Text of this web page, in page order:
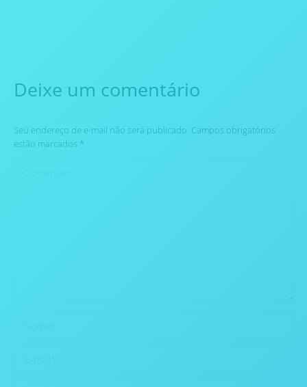
Deixe um comentário
Seu endereço de e-mail não será publicado. Campos obrigatórios
estão marcados *